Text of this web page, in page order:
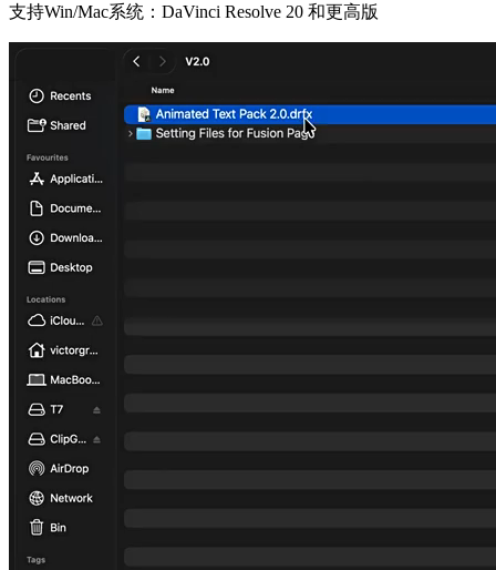
支持Win/Mac系统：DaVinci Resolve 20 和更高版